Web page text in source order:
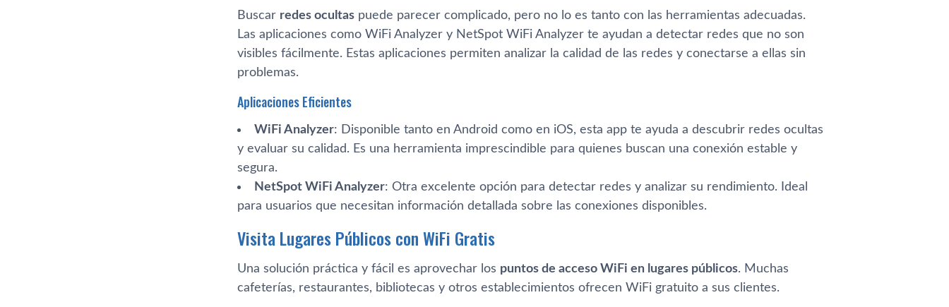
Buscar redes ocultas puede parecer complicado, pero no lo es tanto con las herramientas adecuadas.
Las aplicaciones como WiFi Analyzer y NetSpot WiFi Analyzer te ayudan a detectar redes que no son
visibles fácilmente. Estas aplicaciones permiten analizar la calidad de las redes y conectarse a ellas sin
problemas.
Aplicaciones Eficientes
WiFi Analyzer: Disponible tanto en Android como en iOS, esta app te ayuda a descubrir redes ocultas
y evaluar su calidad. Es una herramienta imprescindible para quienes buscan una conexión estable y
segura.
NetSpot WiFi Analyzer: Otra excelente opción para detectar redes y analizar su rendimiento. Ideal
para usuarios que necesitan información detallada sobre las conexiones disponibles​.
Visita Lugares Públicos con WiFi Gratis
Una solución práctica y fácil es aprovechar los puntos de acceso WiFi en lugares públicos. Muchas
cafeterías, restaurantes, bibliotecas y otros establecimientos ofrecen WiFi gratuito a sus clientes.